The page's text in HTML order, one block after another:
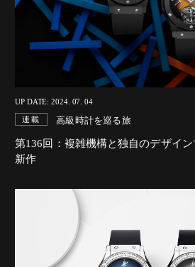
UP DATE: 2024. 07. 04
連載 高級時計を巡る旅
第136回：複雑機構と独自のデザイ
新作